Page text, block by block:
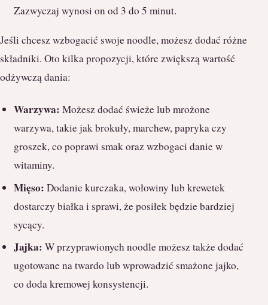
Zazwyczaj wynosi on od 3 do 5 minut.
Jeśli chcesz wzbogacić swoje noodle, możesz dodać różne
składniki. Oto kilka propozycji, które zwiększą wartość
odżywczą dania:
Warzywa: Możesz dodać świeże lub mrożone
warzywa, takie jak brokuły, marchew, papryka czy
groszek, co poprawi smak oraz wzbogaci danie w
witaminy.
Mięso: Dodanie kurczaka, wołowiny lub krewetek
dostarczy białka i sprawi, że posiłek będzie bardziej
sycący.
Jajka: W przyprawionych noodle możesz także dodać
ugotowane na twardo lub wprowadzić smażone jajko,
co doda kremowej konsystencji.